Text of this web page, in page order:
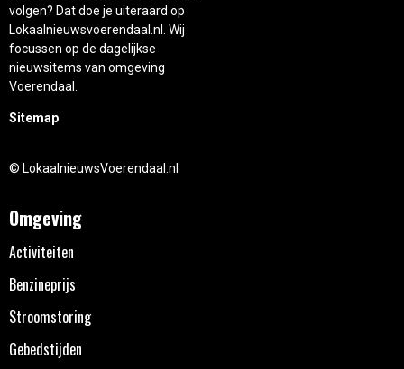
volgen? Dat doe je uiteraard op
Lokaalnieuwsvoerendaal.nl. Wij
focussen op de dagelijkse
nieuwsitems van omgeving
Voerendaal.
Sitemap
© LokaalnieuwsVoerendaal.nl
Omgeving
Activiteiten
Benzineprijs
Stroomstoring
Gebedstijden